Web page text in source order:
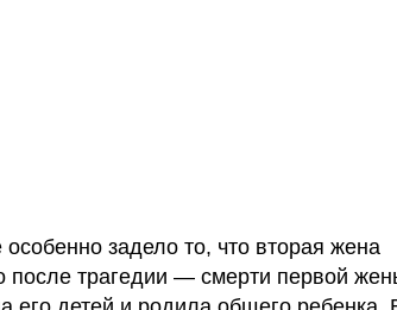
задело то, что вторая жена
после трагедии — смерти первой